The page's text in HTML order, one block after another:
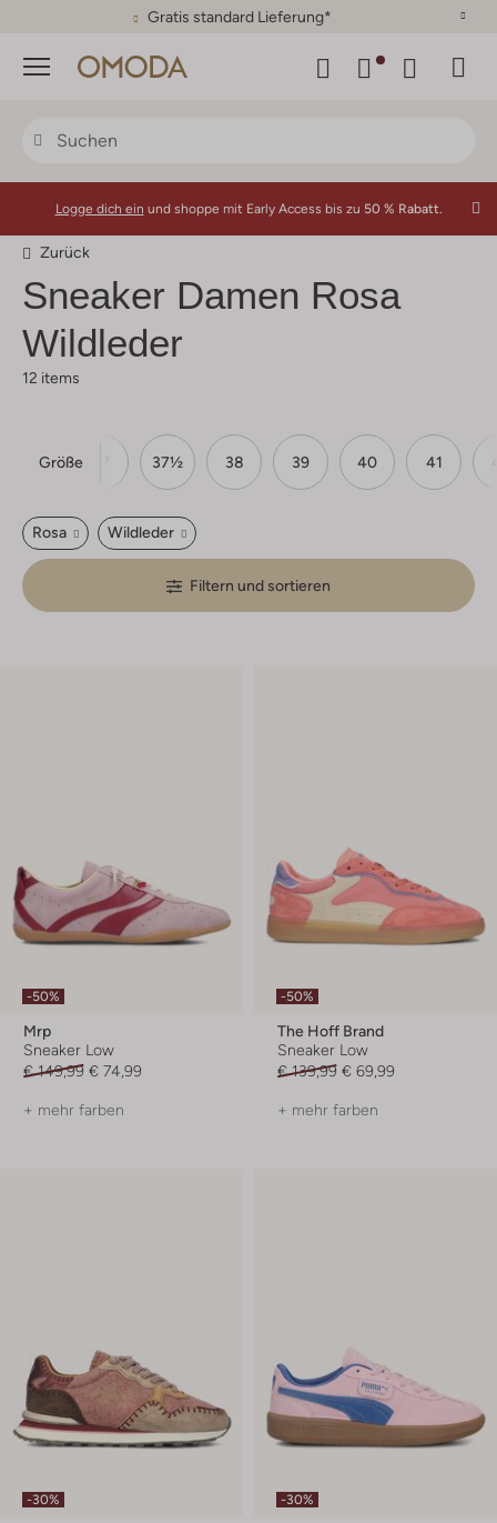
Gratis standard Lieferung*
Menü
Logge dich ein und shoppe mit Early Access bis zu 50 % Rabatt.
Zurück
Sneaker Damen Rosa
Wildleder
12 items
Größe
36 37 37½ 38 39 40 41
Rosa Wildleder
Filtern und sortieren
-50%
Mrp
Sneaker Low
€ 149,99 € 74,99
+ mehr farben
-50%
The Hoff Brand
Sneaker Low
€ 139,99 € 69,99
+ mehr farben
-30% -30%